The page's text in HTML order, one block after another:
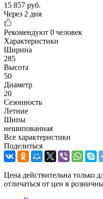
15 857 руб.
Через 2 дня
Рекомендуют 0 человек
Характеристики
Ширина
285
Высота
50
Диаметр
20
Сезонность
Летние
Шипы
нешипованная
Все характеристики
Поделиться
Цена действительна только
отличаться от цен в